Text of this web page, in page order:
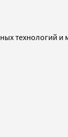
технологий